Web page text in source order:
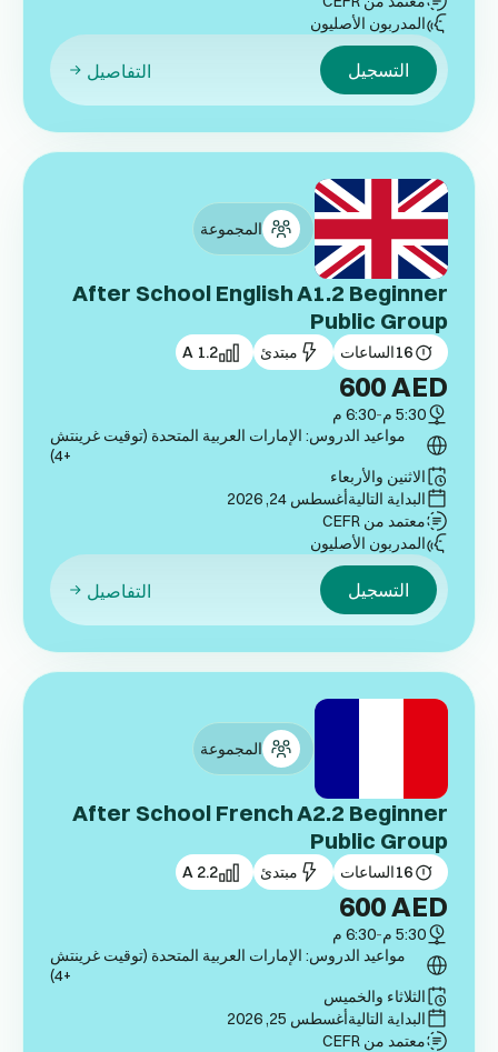
المدربون الأصليون
التسجيل التفاصيل
المجموعة
After School English A1.2 Beginner
Public Group
16الساعات مبتدئ A 1.2
600AED
5:30 م -6:30 م
مواعيد الدروس: الإمارات العربية المتحدة (توقيت غرينتش
+4)
الاثنين والأربعاء
البداية التاليةأغسطس 24, 2026
معتمد من CEFR
المدربون الأصليون
التسجيل التفاصيل
المجموعة
After School French A2.2 Beginner
Public Group
16الساعات مبتدئ A 2.2
600AED
5:30 م -6:30 م
مواعيد الدروس: الإمارات العربية المتحدة (توقيت غرينتش
+4)
الثلاثاء والخميس
البداية التاليةأغسطس 25, 2026
معتمد من CEFR